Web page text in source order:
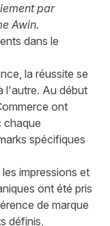
par
Awin.
dans le
la réussite se
l'autre. Au début
ont
chaque
spécifiques
impressions et
ont été pris
de marque
définis,